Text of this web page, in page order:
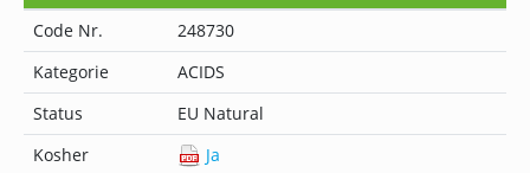
Code Nr.
248730
Kategorie
ACIDS
Status
EU Natural
Kosher
Ja